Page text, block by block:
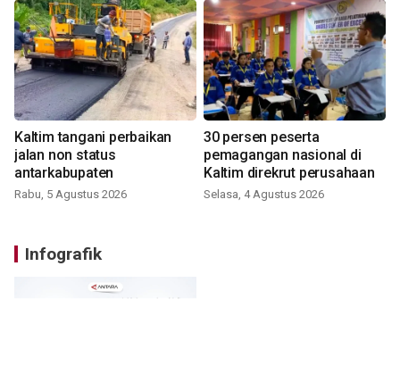
Kaltim tangani perbaikan
jalan non status
antarkabupaten
Rabu, 5 Agustus 2026
30 persen peserta
pemagangan nasional di
Kaltim direkrut perusahaan
Selasa, 4 Agustus 2026
Infografik